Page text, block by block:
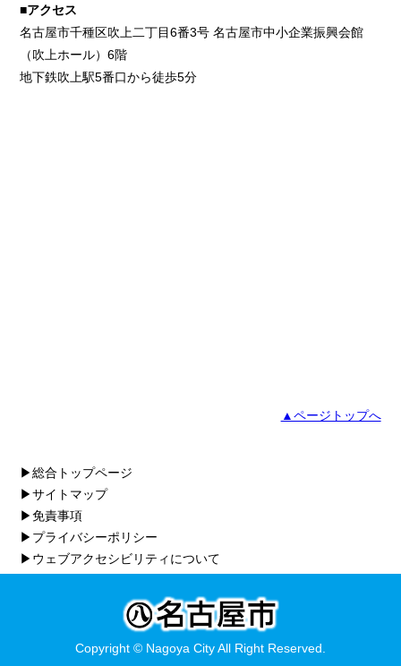
■アクセス
名古屋市千種区吹上二丁目6番3号 名古屋市中小企業振興会館
（吹上ホール）6階
地下鉄吹上駅5番口から徒歩5分
▲ページトップへ
▶総合トップページ
▶サイトマップ
▶免責事項
▶プライバシーポリシー
▶ウェブアクセシビリティについて
Copyright © Nagoya City All Right Reserved.